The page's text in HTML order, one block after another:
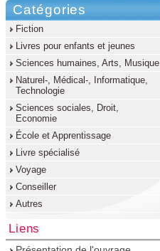
Catégories
Fiction
Livres pour enfants et jeunes
Sciences humaines, Arts, Musique
Naturel-, Médical-, Informatique,
Technologie
Sciences sociales, Droit,
Economie
École et Apprentissage
Livre spécialisé
Voyage
Conseiller
Autres
Liens